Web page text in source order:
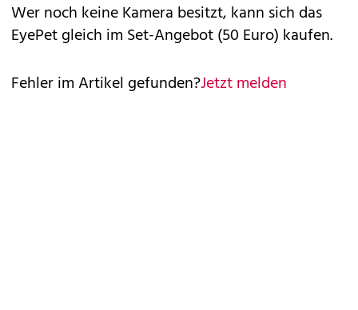
Wer noch keine Kamera besitzt, kann sich das
EyePet gleich im Set-Angebot (50 Euro) kaufen.
Fehler im Artikel gefunden?Jetzt melden